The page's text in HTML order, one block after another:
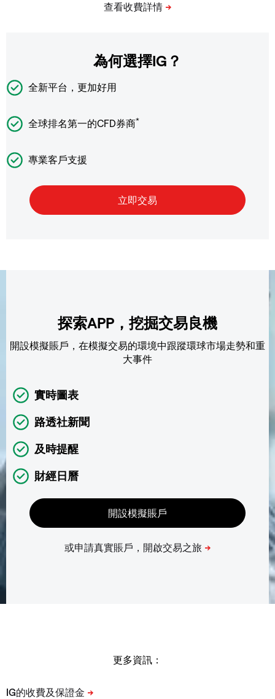
為何選擇IG？
全新平台，更加好用
全球排名第一的CFD券商*
專業客戶支援
探索APP，挖掘交易良機
開設模擬賬戶，在模擬交易的環境中跟蹤環球市場走勢和重
大事件
實時圖表
路透社新聞
及時提醒
財經日曆
更多資訊：